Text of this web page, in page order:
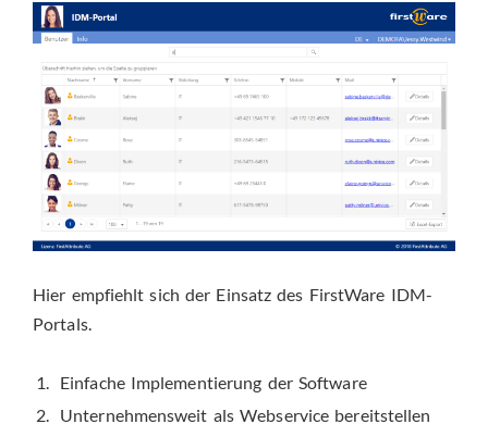
Hier empfiehlt sich der Einsatz des FirstWare IDM-
Portals.
Einfache Implementierung der Software
Unternehmensweit als Webservice bereitstellen